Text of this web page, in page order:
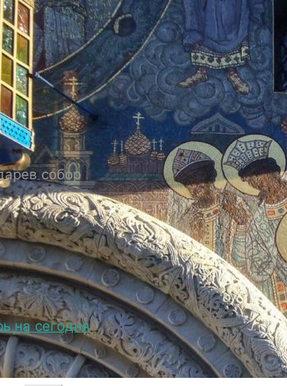
ГОСУДАРЕВА СОБОРА
РАСПОРЯДОК СОБОРА
ДАННЫЕ СВЯЩЕННОСЛУЖИТЕЛЕЙ СОБОРА.
ФЕОДОРОВСКОГО ГОСУДАРЕВА СОБОРА
ГОСУДАРЕВА СОБОРА
собор
на сегодня